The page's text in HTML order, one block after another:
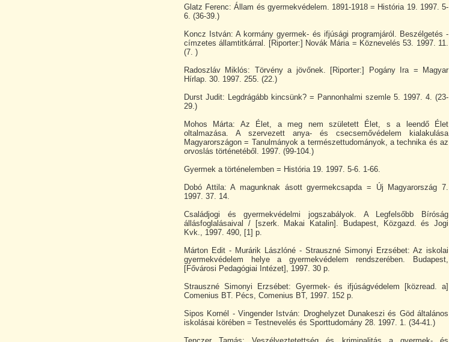
Glatz Ferenc: Állam és gyermekvédelem. 1891-1918 = História 19. 1997. 5-
6. (36-39.)
Koncz István: A kormány gyermek- és ifjúsági programjáról. Beszélgetés -
címzetes államtitkárral. [Riporter:] Novák Mária = Köznevelés 53. 1997. 11.
(7. )
Radoszláv Miklós: Törvény a jövőnek. [Riporter:] Pogány Ira = Magyar
Hírlap. 30. 1997. 255. (22.)
Durst Judit: Legdrágább kincsünk? = Pannonhalmi szemle 5. 1997. 4. (23-
29.)
Mohos Márta: Az Élet, a meg nem született Élet, s a leendő Élet
oltalmazása. A szervezett anya- és csecsemővédelem kialakulása
Magyarországon = Tanulmányok a természettudományok, a technika és az
orvoslás történetéből. 1997. (99-104.)
Gyermek a történelemben = História 19. 1997. 5-6. 1-66.
Dobó Attila: A magunknak ásott gyermekcsapda = Új Magyarország 7.
1997. 37. 14.
Családjogi és gyermekvédelmi jogszabályok. A Legfelsőbb Bíróság
állásfoglalásaival / [szerk. Makai Katalin]. Budapest, Közgazd. és Jogi
Kvk., 1997. 490, [1] p.
Márton Edit - Murárik Lászlóné - Strauszné Simonyi Erzsébet: Az iskolai
gyermekvédelem helye a gyermekvédelem rendszerében. Budapest,
[Fővárosi Pedagógiai Intézet], 1997. 30 p.
Strauszné Simonyi Erzsébet: Gyermek- és ifjúságvédelem [közread. a]
Comenius BT. Pécs, Comenius BT, 1997. 152 p.
Sipos Kornél - Vingender István: Droghelyzet Dunakeszi és Göd általános
iskolásai körében = Testnevelés és Sporttudomány 28. 1997. 1. (34-41.)